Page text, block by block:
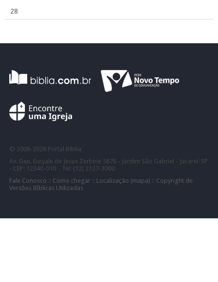
28
© 2008- 2026 Portal Bíblia
Av. Gen. Euryale de Jesus Zerbine 5876 - Jardim São Gabriel - Jacareí-SP
- CEP: 12340-010 Tel: (12) 2127-3000
Fale Conosco :: Como chegar:: Localização (mapa) :: Copyright de
Versões Bíblicas Utilizadas